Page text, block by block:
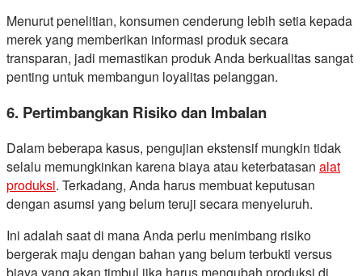
Menurut penelitian, konsumen cenderung lebih setia kepada
merek yang memberikan informasi produk secara
transparan, jadi memastikan produk Anda berkualitas sangat
penting untuk membangun loyalitas pelanggan.
6. Pertimbangkan Risiko dan Imbalan
Dalam beberapa kasus, pengujian ekstensif mungkin tidak
selalu memungkinkan karena biaya atau keterbatasan alat
produksi. Terkadang, Anda harus membuat keputusan
dengan asumsi yang belum teruji secara menyeluruh.
Ini adalah saat di mana Anda perlu menimbang risiko
bergerak maju dengan bahan yang belum terbukti versus
biaya yang akan timbul jika harus mengubah produksi di